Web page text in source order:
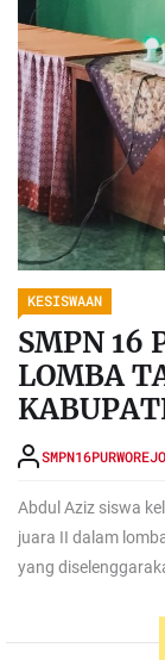
KESISWAAN
SMPN 16
LOMBA
SMPN16PURWOREJO
Abdul Aziz siswa
juara II dalam
yang